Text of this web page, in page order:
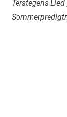
Terstegens